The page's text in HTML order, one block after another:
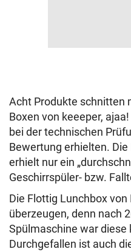
Acht Produkte schnitten
Boxen von keeeper,
bei der technischen
Bewertung erhielten. Die
erhielt nur ein
Geschirrspüler- bzw.
Die Flottig Lunchbox von
überzeugen, denn nach
Spülmaschine war diese
Durchgefallen ist auch